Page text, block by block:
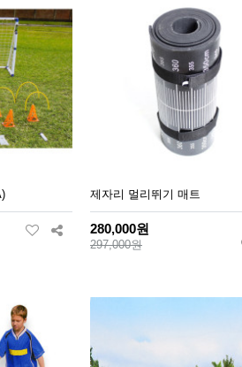
제자리 멀리뛰기 매트
280,000원
297,000원